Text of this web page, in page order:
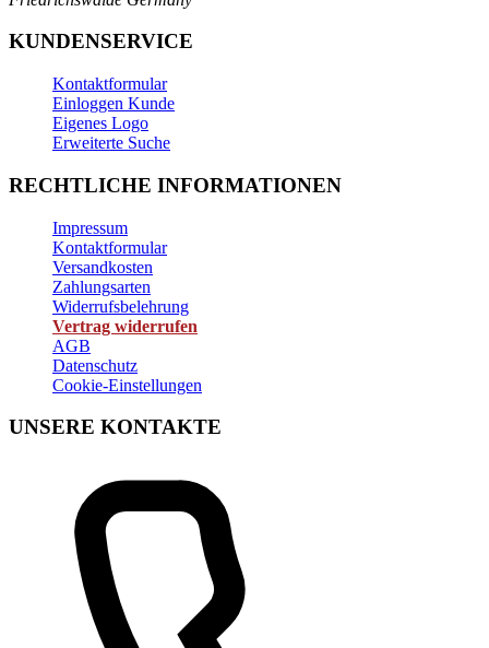
KUNDENSERVICE
Kontaktformular
Einloggen Kunde
Eigenes Logo
Erweiterte Suche
RECHTLICHE INFORMATIONEN
Impressum
Kontaktformular
Versandkosten
Zahlungsarten
Widerrufsbelehrung
Vertrag widerrufen
AGB
Datenschutz
Cookie-Einstellungen
UNSERE KONTAKTE